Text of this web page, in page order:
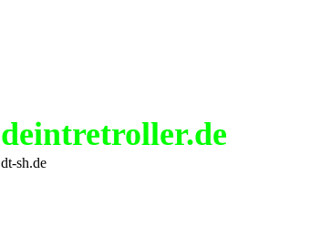
deintretroller.de
dt-sh.de